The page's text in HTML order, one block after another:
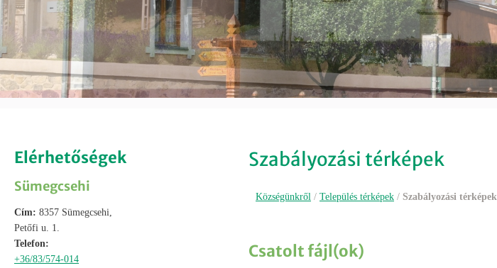
Elérhetőségek
Sümegcsehi
Cím: 8357 Sümegcsehi,
Petőfi u. 1.
Telefon:
+36/83/574-014
Szabályozási térképek
Községünkről / Település térképek / Szabályozási térképek
Csatolt fájl(ok)